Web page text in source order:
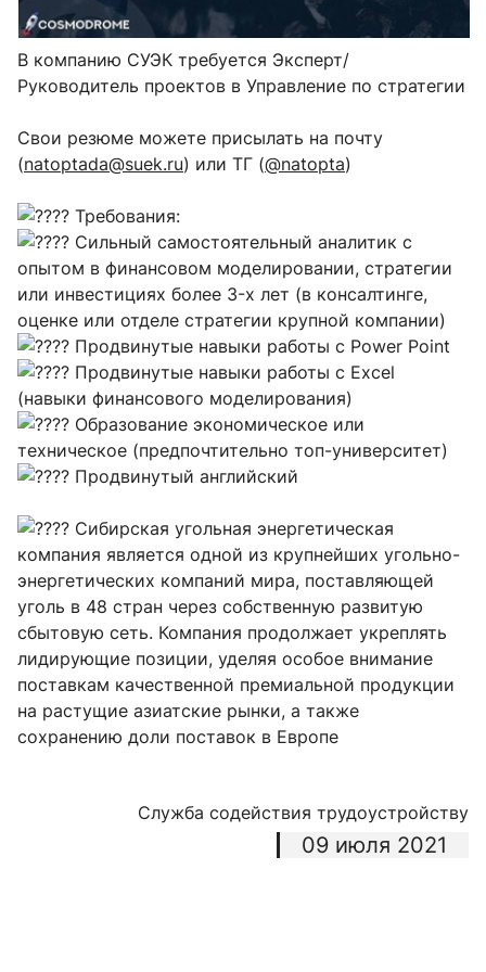
В компанию СУЭК требуется Эксперт/
Руководитель проектов в Управление по стратегии
Свои резюме можете присылать на почту
(natoptada@suek.ru) или ТГ (@natopta)
Требования:
Сильный самостоятельный аналитик с
опытом в финансовом моделировании, стратегии
или инвестициях более 3-х лет (в консалтинге,
оценке или отделе стратегии крупной компании)
Продвинутые навыки работы c Power Point
Продвинутые навыки работы с Excel
(навыки финансового моделирования)
Образование экономическое или
техническое (предпочтительно топ-университет)
Продвинутый английский
Сибирская угольная энергетическая
компания является одной из крупнейших угольно-
энергетических компаний мира, поставляющей
уголь в 48 стран через собственную развитую
сбытовую сеть. Компания продолжает укреплять
лидирующие позиции, уделяя особое внимание
поставкам качественной премиальной продукции
на растущие азиатские рынки, а также
сохранению доли поставок в Европе
Служба содействия трудоустройству
09 июля 2021